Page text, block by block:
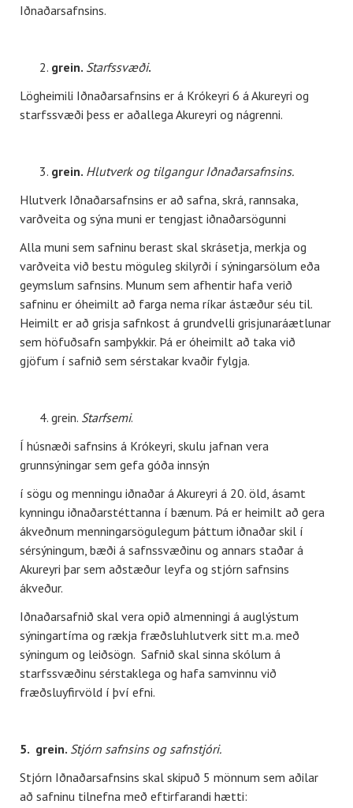
Iðnaðarsafnsins.
grein. Starfssvæði.
Lögheimili Iðnaðarsafnsins er á Krókeyri 6 á Akureyri og
starfssvæði þess er aðallega Akureyri og nágrenni.
grein. Hlutverk og tilgangur Iðnaðarsafnsins.
Hlutverk Iðnaðarsafnsins er að safna, skrá, rannsaka,
varðveita og sýna muni er tengjast iðnaðarsögunni
Alla muni sem safninu berast skal skrásetja, merkja og
varðveita við bestu möguleg skilyrði í sýningarsölum eða
geymslum safnsins. Munum sem afhentir hafa verið
safninu er óheimilt að farga nema ríkar ástæður séu til.
Heimilt er að grisja safnkost á grundvelli grisjunaráætlunar
sem höfuðsafn samþykkir. Þá er óheimilt að taka við
gjöfum í safnið sem sérstakar kvaðir fylgja.
grein. Starfsemi.
Í húsnæði safnsins á Krókeyri, skulu jafnan vera
grunnsýningar sem gefa góða innsýn
í sögu og menningu iðnaðar á Akureyri á 20. öld, ásamt
kynningu iðnaðarstéttanna í bænum. Þá er heimilt að gera
ákveðnum menningarsögulegum þáttum iðnaðar skil í
sérsýningum, bæði á safnssvæðinu og annars staðar á
Akureyri þar sem aðstæður leyfa og stjórn safnsins
ákveður.
Iðnaðarsafnið skal vera opið almenningi á auglýstum
sýningartíma og rækja fræðsluhlutverk sitt m.a. með
sýningum og leiðsögn. Safnið skal sinna skólum á
starfssvæðinu sérstaklega og hafa samvinnu við
fræðsluyfirvöld í því efni.
5. grein. Stjórn safnsins og safnstjóri.
Stjórn Iðnaðarsafnsins skal skipuð 5 mönnum sem aðilar
að safninu tilnefna með eftirfarandi hætti: